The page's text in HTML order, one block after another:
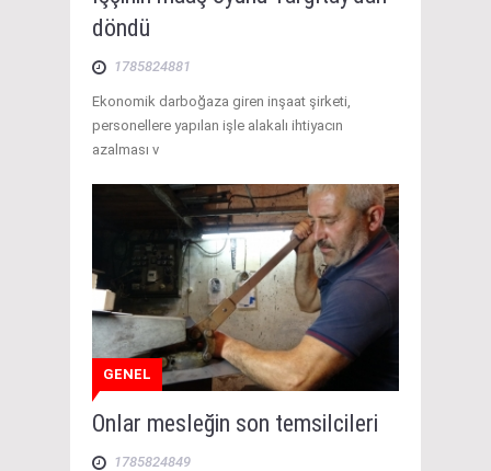
döndü
1785824881
Ekonomik darboğaza giren inşaat şirketi,
personellere yapılan işle alakalı ihtiyacın
azalması v
GENEL
Onlar mesleğin son temsilcileri
1785824849